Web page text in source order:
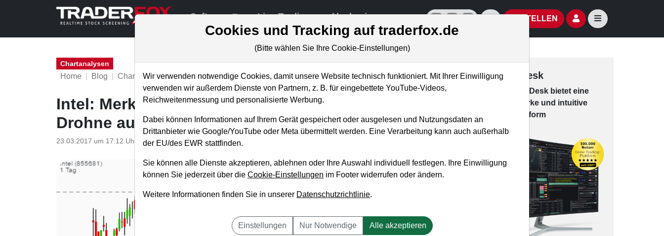
Software Live-Trading Akademie offizielle Social Media-AccountsAktien- und Artikelsuche öffnen
BESTELLEN Seitennavigation
Chartanalysen
Home Blog Chartanalysen
Intel: Merkel und Abe bestaunen die neue Super-
Drohne auf der CeBIT
23.03.2017 um 17:12 Uhr TraderFox GmbH
Trading-Desk
Desk bie­tet eine
leis­tungs­star­ke und in­tui­tive
Han­dels­platt­form
Cookies und Tracking auf traderfox.de
(Bitte wählen Sie Ihre Cookie-Einstellungen)
Wir verwenden notwendige Cookies, damit unsere Website technisch funktioniert. Mit Ihrer Einwilligung
verwenden wir außerdem Dienste von Partnern, z. B. für eingebettete YouTube-Videos,
Reichweitenmessung und personalisierte Werbung.
Dabei können Informationen auf Ihrem Gerät gespeichert oder ausgelesen und Nutzungsdaten an
Drittanbieter wie Google/YouTube oder Meta übermittelt werden. Eine Verarbeitung kann auch außerhalb
der EU/des EWR stattfinden.
Sie können alle Dienste akzeptieren, ablehnen oder Ihre Auswahl individuell festlegen. Ihre Einwilligung
können Sie jederzeit über die Cookie-Einstellungen im Footer widerrufen oder ändern.
Weitere Informationen finden Sie in unserer Datenschutzrichtlinie.
Einstellungen Nur Notwendige Alle akzeptieren